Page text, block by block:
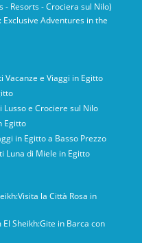
- Resorts - Crociera sul Nilo)
Adventures in the
e Viaggi in Egitto
Lusso e Crociere sul Nilo
Egitto
in Egitto a Basso Prezzo
Luna di Miele in Egitto
la Città Rosa in
Sheikh:Gite in Barca con